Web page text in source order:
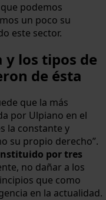
podemos
un poco su
este sector.
y los tipos de
de ésta
que la más
por Ulpiano en el
la constante y
su propio derecho”.
por tres
no dañar a los
que como
en la actualidad.